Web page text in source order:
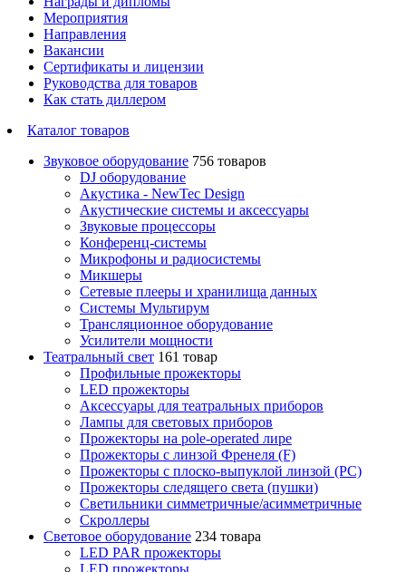
Мероприятия
Направления
Вакансии
Сертификаты и лицензии
Руководства для товаров
Как стать диллером
Каталог товаров
Звуковое оборудование 756 товаров
DJ оборудование
Акустика - NewTec Design
Акустические системы и аксессуары
Звуковые процессоры
Конференц-системы
Микрофоны и радиосистемы
Микшеры
Сетевые плееры и хранилища данных
Системы Мультирум
Трансляционное оборудование
Усилители мощности
Театральный свет 161 товар
Профильные прожекторы
LED прожекторы
Аксессуары для театральных приборов
Лампы для световых приборов
Прожекторы на pole-operated лире
Прожекторы с линзой Френеля (F)
Прожекторы с плоско-выпуклой линзой (PC)
Прожекторы следящего света (пушки)
Светильники симметричные/асимметричные
Скроллеры
Световое оборудование 234 товара
LED PAR прожекторы
LED прожекторы